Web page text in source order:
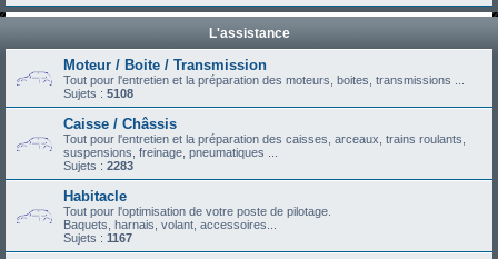
L'assistance
Moteur / Boite / Transmission
Tout pour l'entretien et la préparation des moteurs, boites, transmissions ...
Sujets : 5108
Caisse / Châssis
Tout pour l'entretien et la préparation des caisses, arceaux, trains roulants,
suspensions, freinage, pneumatiques ...
Sujets : 2283
Habitacle
Tout pour l'optimisation de votre poste de pilotage.
Baquets, harnais, volant, accessoires...
Sujets : 1167